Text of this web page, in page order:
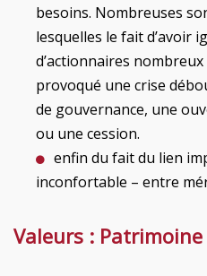
besoins. Nombreuses
lesquelles le fait d’avoir
d’actionnaires
provoqué une crise
de gouvernance, une
ou une cession.
enfin du fait du lien
inconfortable – entre
Valeurs :